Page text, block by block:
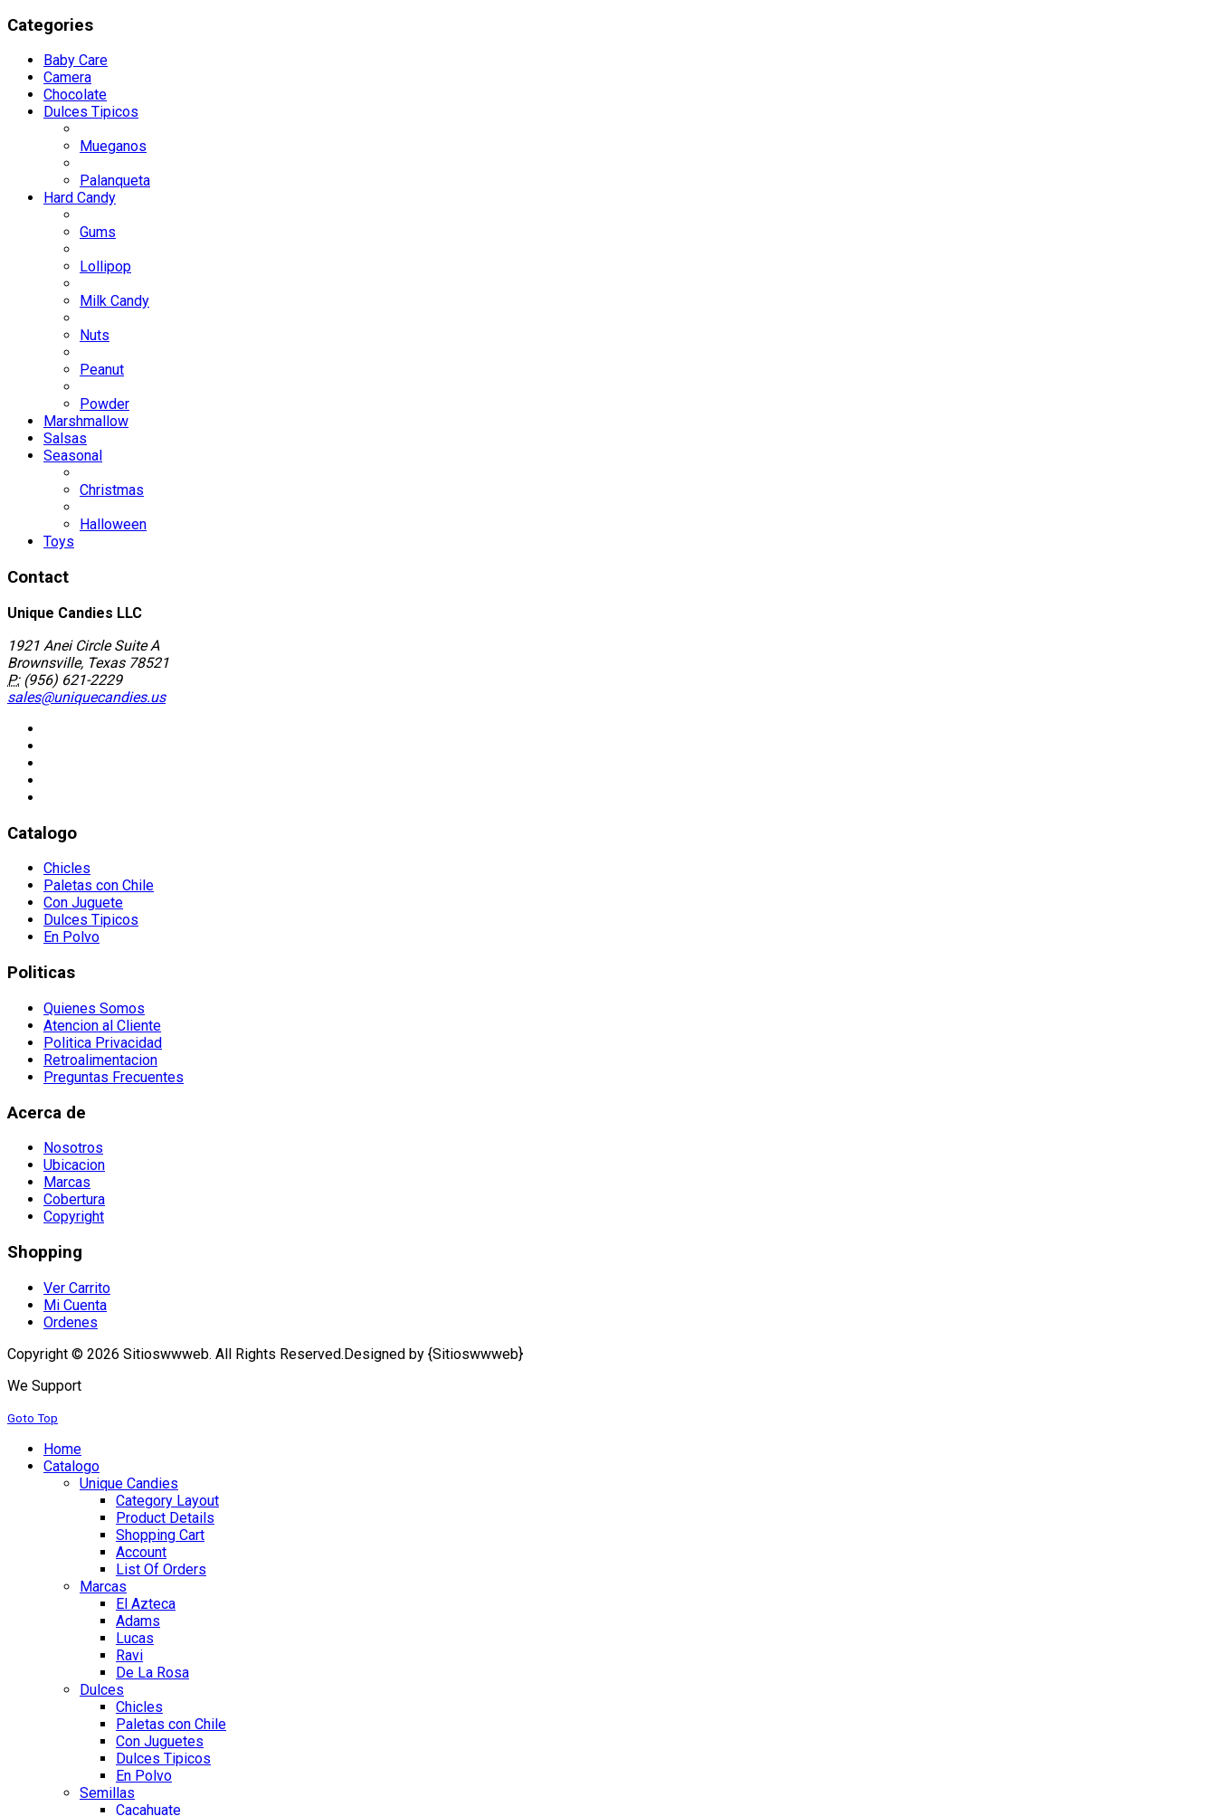
Categories
Baby Care
Camera
Chocolate
Dulces Tipicos
Mueganos
Palanqueta
Hard Candy
Gums
Lollipop
Milk Candy
Nuts
Peanut
Powder
Marshmallow
Salsas
Seasonal
Christmas
Halloween
Toys
Contact
Unique Candies LLC
1921 Anei Circle Suite A
Brownsville, Texas 78521
P:(956) 621-2229
sales@uniquecandies.us
Catalogo
Chicles
Paletas con Chile
Con Juguete
Dulces Tipicos
En Polvo
Politicas
Quienes Somos
Atencion al Cliente
Politica Privacidad
Retroalimentacion
Preguntas Frecuentes
Acerca de
Nosotros
Ubicacion
Marcas
Cobertura
Copyright
Shopping
Ver Carrito
Mi Cuenta
Ordenes
Copyright © 2026 Sitioswwweb. All Rights Reserved.Designed by {Sitioswwweb}
We Support
Goto Top
Home
Catalogo
Unique Candies
Category Layout
Product Details
Shopping Cart
Account
List Of Orders
Marcas
El Azteca
Adams
Lucas
Ravi
De La Rosa
Dulces
Chicles
Paletas con Chile
Con Juguetes
Dulces Tipicos
En Polvo
Semillas
Cacahuate